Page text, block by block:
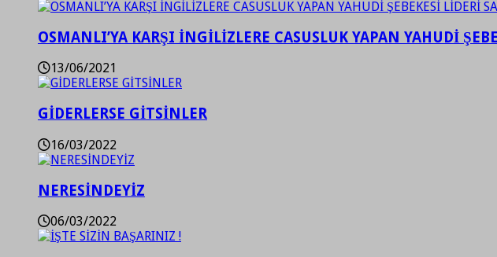
OSMANLI’YA KARŞI İNGİLİZLERE CASUSLUK YAPAN YAHUDİ
13/06/2021
GİDERLERSE GİTSİNLER
16/03/2022
NERESİNDEYİZ
06/03/2022